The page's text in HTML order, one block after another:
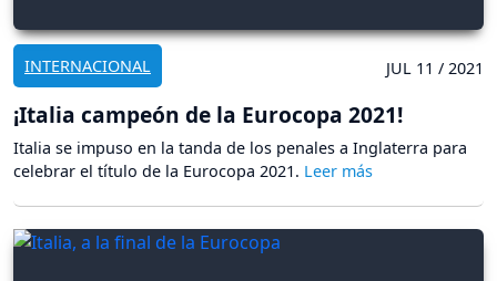
INTERNACIONAL JUL 11 / 2021
¡Italia campeón de la Eurocopa 2021!
Italia se impuso en la tanda de los penales a Inglaterra para
celebrar el título de la Eurocopa 2021.